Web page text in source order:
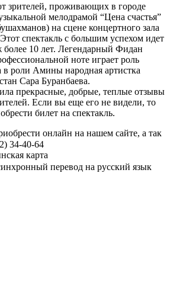
зрителей, проживающих в городе
мелодрамой “Цена счастья”
на сцене концертного зала
спектакль с большим успехом идет
более 10 лет. Легендарный Фидан
ноте играет роль
в роли Амины народная артистка
Сара Буранбаева.
прекрасные, добрые, теплые отзывы
Если вы еще его не видели, то
билет на спектакль.
онлайн на нашем сайте, а так
34-40-64
карта
перевод на русский язык